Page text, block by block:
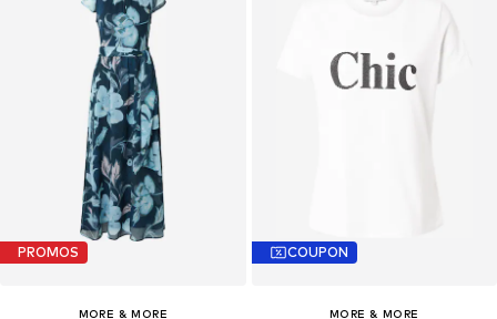
PROMOS
MORE & MORE
COUPON
MORE & MORE